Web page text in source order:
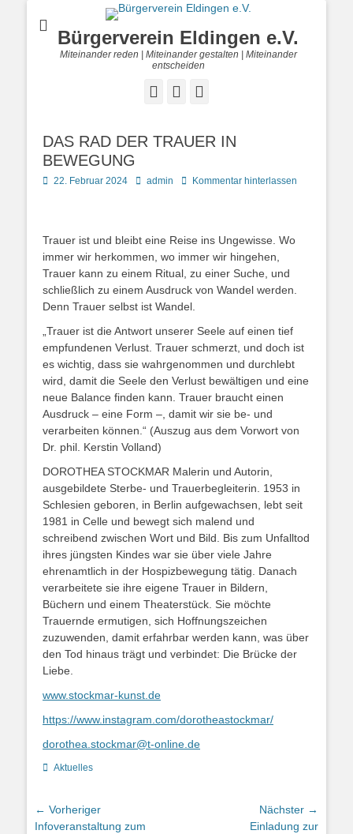
Bürgerverein Eldingen e.V.
Miteinander reden | Miteinander gestalten | Miteinander
entscheiden
Facebook
DAS RAD DER TRAUER IN
BEWEGUNG
Posted
22. Februar 2024 Autoradmin Kommentar hinterlassen
Trauer ist und bleibt eine Reise ins Ungewisse. Wo
immer wir herkommen, wo immer wir hingehen,
Trauer kann zu einem Ritual, zu einer Suche, und
schließlich zu einem Ausdruck von Wandel werden.
Denn Trauer selbst ist Wandel.
„Trauer ist die Antwort unserer Seele auf einen tief
empfundenen Verlust. Trauer schmerzt, und doch ist
es wichtig, dass sie wahrgenommen und durchlebt
wird, damit die Seele den Verlust bewältigen und eine
neue Balance finden kann. Trauer braucht einen
Ausdruck – eine Form –, damit wir sie be- und
verarbeiten können.“ (Auszug aus dem Vorwort von
Dr. phil. Kerstin Volland)
DOROTHEA STOCKMAR Malerin und Autorin,
ausgebildete Sterbe- und Trauerbegleiterin. 1953 in
Schlesien geboren, in Berlin aufgewachsen, lebt seit
1981 in Celle und bewegt sich malend und
schreibend zwischen Wort und Bild. Bis zum Unfalltod
ihres jüngsten Kindes war sie über viele Jahre
ehrenamtlich in der Hospizbewegung tätig. Danach
verarbeitete sie ihre eigene Trauer in Bildern,
Büchern und einem Theaterstück. Sie möchte
Trauernde ermutigen, sich Hoffnungszeichen
zuzuwenden, damit erfahrbar werden kann, was über
den Tod hinaus trägt und verbindet: Die Brücke der
Liebe.
www.stockmar-kunst.de
https://www.instagram.com/dorotheastockmar/
dorothea.stockmar@t-online.de
Kategorien
Aktuelles
Beitragsnavigation
← Vorheriger
Vorheriger
Infoveranstaltung zum
Nächster →
Einladung zur